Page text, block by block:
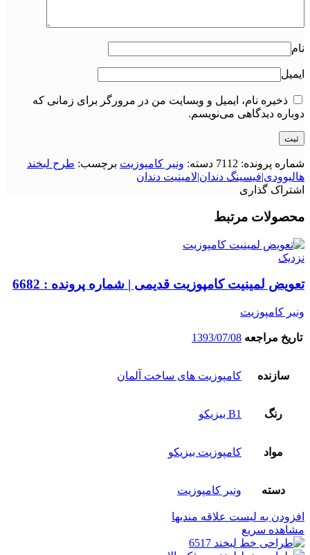
نام
ایمیل
ذخیره نام، ایمیل و وبسایت من در مرورگر برای زمانی که
دوباره دیدگاهی می‌نویسم.
شماره پرونده: 7112 دسته: ونیر کامپوزیت برچسب: طرح لبخند
هالیوودی|فیسینگ دندان|لامینیت دندان
اشتراک گذاری
محصولات مرتبط
نزدیک
تعویض لمینیت کامپوزیت قدیمی | شماره پرونده : 6682
ونیر کامپوزیت
تاریخ مراجعه 1393/07/08
سازنده کامپوزیت های ساخت آلمان
رنگ B1 بیزیکو
مواد کامپوزیت بیزیکو
دسته ونیر کامپوزیت
افزودن به لیست علاقه مندیها
مشاهده سریع